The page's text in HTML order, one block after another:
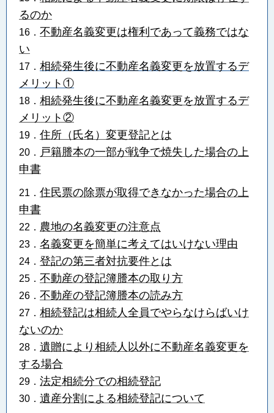
るのか
16． 不動産名義変更は権利であって義務ではな
い
17． 相続発生後に不動産名義変更を放置するデ
メリット①
18． 相続発生後に不動産名義変更を放置するデ
メリット②
19． 住所（氏名）変更登記とは
20． 戸籍謄本の一部が戦争で焼失した場合の上
申書
21． 住民票の除票が取得できなかった場合の上
申書
22． 農地の名義変更の注意点
23． 名義変更を簡単に考えてはいけない理由
24． 登記の第三者対抗要件とは
25． 不動産の登記簿謄本の取り方
26． 不動産の登記簿謄本の読み方
27． 相続登記は相続人全員でやらなけらばいけ
ないのか
28． 遺贈により相続人以外に不動産名義変更を
する場合
29． 法定相続分での相続登記
30． 遺産分割による相続登記について